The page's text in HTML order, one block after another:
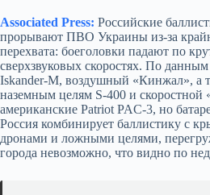
Associated Press: Российские
прорывают ПВО Украины из‑за
перехвата: боеголовки падают по
сверхзвуковых скоростях. По
Iskander‑M, воздушный «Кинжал», а
наземным целям S‑400 и
американские Patriot PAC‑3, но
Россия комбинирует баллистику с
дронами и ложными целями,
города невозможно, что видно по